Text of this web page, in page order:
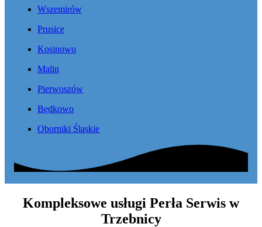
Wszemirów
Prusice
Kosinowo
Malin
Pierwoszów
Będkowo
Oborniki Śląskie
Kompleksowe usługi Perła Serwis w
Trzebnicy